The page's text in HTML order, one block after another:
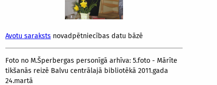
Avotu saraksts novadpētniecības datu bāzē
Foto no M.Šperbergas personīgā arhīva: 5.foto - Mārīte
tikšanās reizē Balvu centrālajā bibliotēkā 2011.gada
24.martā